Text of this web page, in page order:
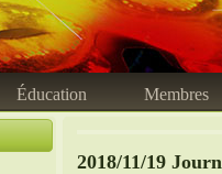
Éducation Membres
2018/11/19